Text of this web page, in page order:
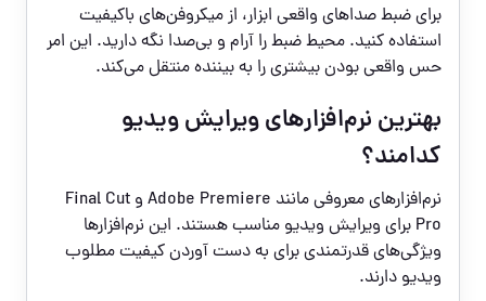
برای ضبط صداهای واقعی ابزار، از میکروفن‌های باکیفیت
استفاده کنید. محیط ضبط را آرام و بی‌صدا نگه دارید. این امر
حس واقعی بودن بیشتری را به بیننده منتقل می‌کند.
بهترین نرم‌افزارهای ویرایش ویدیو
کدامند؟
نرم‌افزارهای معروفی مانند Adobe Premiere و Final Cut
Pro برای ویرایش ویدیو مناسب هستند. این نرم‌افزارها
ویژگی‌های قدرتمندی برای به دست آوردن کیفیت مطلوب
ویدیو دارند.